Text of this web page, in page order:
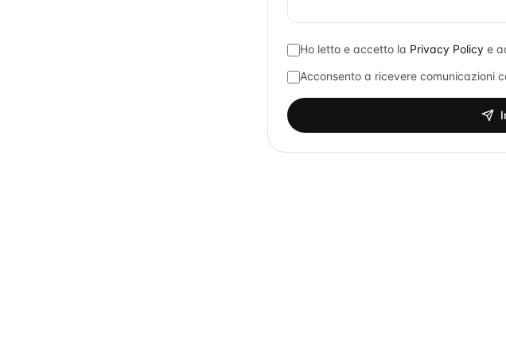
Ho letto e accetto la Privacy Policy e
Acconsento a ricevere comunicazioni